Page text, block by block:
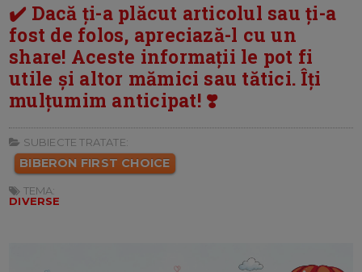
✔️ Dacă ți-a plăcut articolul sau ți-a
fost de folos, apreciază-l cu un
share! Aceste informații le pot fi
utile și altor mămici sau tătici. Îți
mulțumim anticipat! ❣️
SUBIECTE TRATATE:
BIBERON FIRST CHOICE
TEMA:
DIVERSE